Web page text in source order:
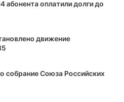
абонента оплатили долги до
движение
собрание Союза Российских